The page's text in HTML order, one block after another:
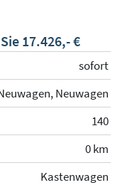
17.426,- €
sofort
Neuwagen
140
0 km
Kastenwagen